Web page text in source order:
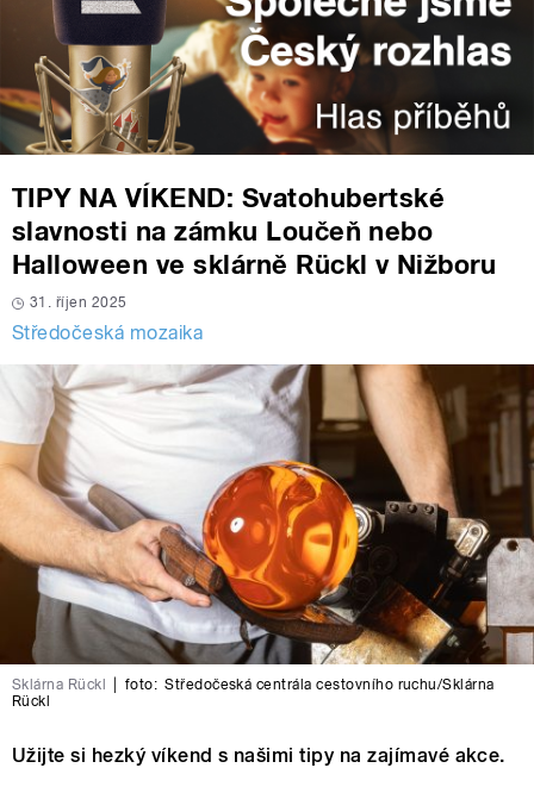
TIPY NA VÍKEND: Svatohubertské
slavnosti na zámku Loučeň nebo
Halloween ve sklárně Rückl v Nižboru
31. říjen 2025
Středočeská mozaika
Sklárna Rückl foto: Středočeská centrála cestovního ruchu/Sklárna
Rückl
Užijte si hezký víkend s našimi tipy na zajímavé akce.